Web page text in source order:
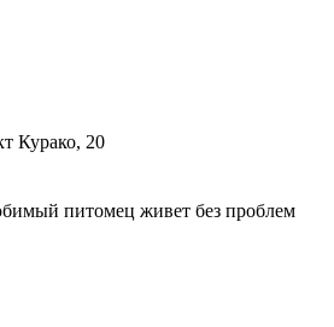
Курако, 20
питомец живет без проблем